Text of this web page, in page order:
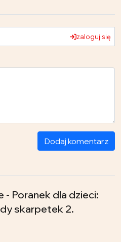
zaloguj się
Dodaj komentarz
- Poranek dla dzieci:
skarpetek 2.